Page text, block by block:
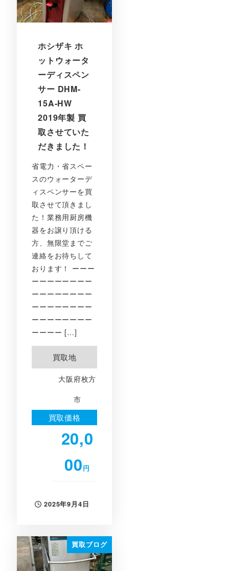
ホシザキ ホ
ットウォータ
ーディスペン
サー DHM-
15A-HW
2019年製 買
取させていた
だきました！
省電力・省スペー
スのウォーターデ
ィスペンサーを買
取させて頂きまし
た！業務用厨房機
器をお譲り頂ける
方、無限堂までご
連絡をお待ちして
おります！ ーーー
ーーーーーーーー
ーーーーーーーー
ーーーーーーーー
ーーーーーーーー
ーーーー […]
買取地
大阪府枚方
市
買取価格
20,0
00円
投稿日
2025年9月4日
買取ブログ